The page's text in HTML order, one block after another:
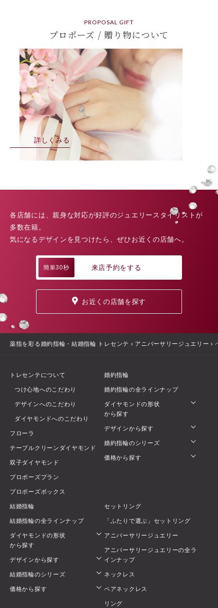
PROPOSAL GIFT
プロポーズ / 贈り物について
詳しくみる
各店舗には、親身な対応が好評のジュエリースタイリストが
多数在籍。
気になるデザインを見つけたら、ぜひお近くの店舗へ。
簡単30秒 来店予約をする
お近くの店舗を探す
薬指を彩る婚約指輪・結婚指輪 トレセンテ › アニバーサリージュエリー ›
トレセンテについて
つけ心地へのこだわり
デザインへのこだわり
ダイヤモンドへのこだわり
フローラ
テーブルクリーンダイヤモンド
双子ダイヤモンド
プロポーズプラン
プロポーズボックス
婚約指輪
婚約指輪の全ラインナップ
ダイヤモンドの形状
から探す
デザインから探す
婚約指輪のシリーズ
価格から探す
結婚指輪
結婚指輪の全ラインナップ
ダイヤモンドの形状
から探す
デザインから探す
結婚指輪のシリーズ
価格から探す
セットリング
「ふたりで選ぶ」セットリング
アニバーサリージュエリー
アニバーサリージュエリーの全ラ
インナップ
ネックレス
ペアネックレス
リング